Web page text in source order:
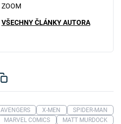
ZOOM
VŠECHNY ČLÁNKY AUTORA
AVENGERS X-MEN
SPIDER-MAN
MARVEL COMICS
MATT MURDOCK